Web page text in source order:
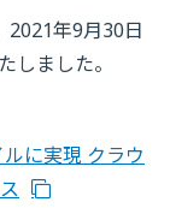
年9月30日
しました。
に実現 クラウ